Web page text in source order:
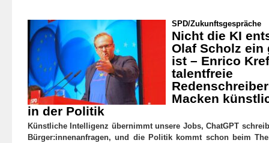
SPD/Zukunftsgespräche
Nicht die KI
Olaf Scholz ein
ist – Enrico
talentfreie
Macken
in der Politik
Künstliche Intelligenz übernimmt unsere Jobs, ChatGPT
Bürger:innenanfragen, und die Politik kommt schon beim